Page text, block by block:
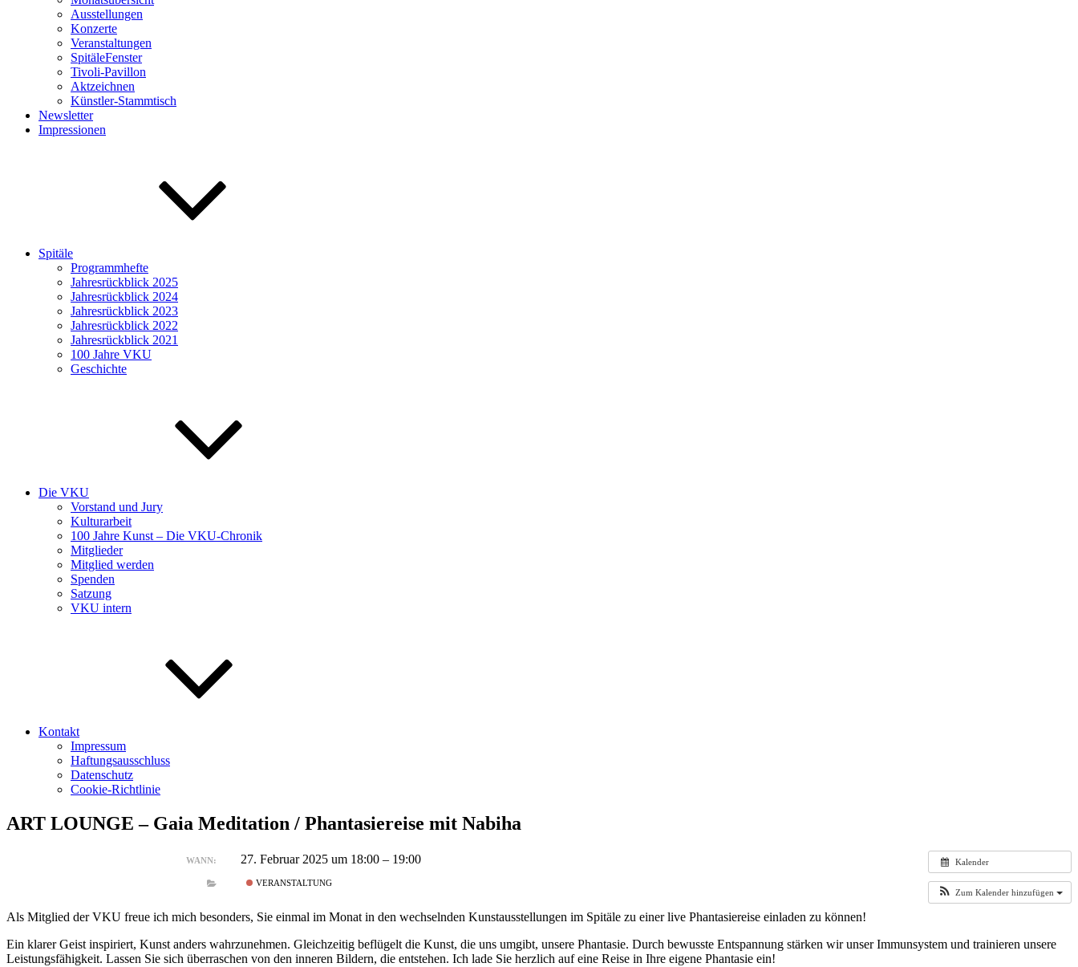
Ausstellungen
Konzerte
Veranstaltungen
SpitäleFenster
Tivoli-Pavillon
Aktzeichnen
Künstler-Stammtisch
Newsletter
Impressionen
Spitäle
Programmhefte
Jahresrückblick 2025
Jahresrückblick 2024
Jahresrückblick 2023
Jahresrückblick 2022
Jahresrückblick 2021
100 Jahre VKU
Geschichte
Die VKU
Vorstand und Jury
Kulturarbeit
100 Jahre Kunst – Die VKU-Chronik
Mitglieder
Mitglied werden
Spenden
Satzung
VKU intern
Kontakt
Impressum
Haftungsausschluss
Datenschutz
Cookie-Richtlinie
ART LOUNGE – Gaia Meditation / Phantasiereise mit Nabiha
Kalender
Zum Kalender hinzufügen
WANN: 27. Februar 2025 um 18:00 – 19:00
VERANSTALTUNG
Als Mitglied der VKU freue ich mich besonders, Sie einmal im Monat in den wechselnden Kunstausstellungen im Spitäle zu einer live Phantasiereise einladen zu können!
Ein klarer Geist inspiriert, Kunst anders wahrzunehmen. Gleichzeitig beflügelt die Kunst, die uns umgibt, unsere Phantasie. Durch bewusste Entspannung stärken wir unser Immunsystem und trainieren unsere
Leistungsfähigkeit. Lassen Sie sich überraschen von den inneren Bildern, die entstehen. Ich lade Sie herzlich auf eine Reise in Ihre eigene Phantasie ein!